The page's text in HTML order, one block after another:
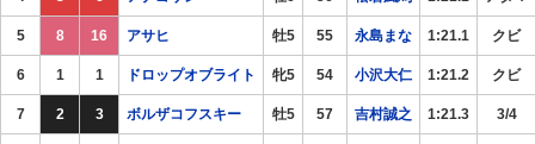
5 8 16 アサヒ 牡5 55 永島まな 1:21.1 クビ
6 1 1 ドロップオブライト 牝5 54 小沢大仁 1:21.2 クビ
7 2 3 ボルザコフスキー 牡5 57 吉村誠之 1:21.3 3/4